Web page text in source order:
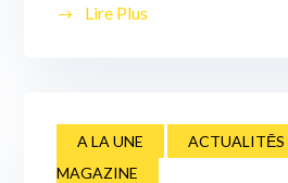
Lire Plus
A LA UNE ACTUALITĒS
MAGAZINE